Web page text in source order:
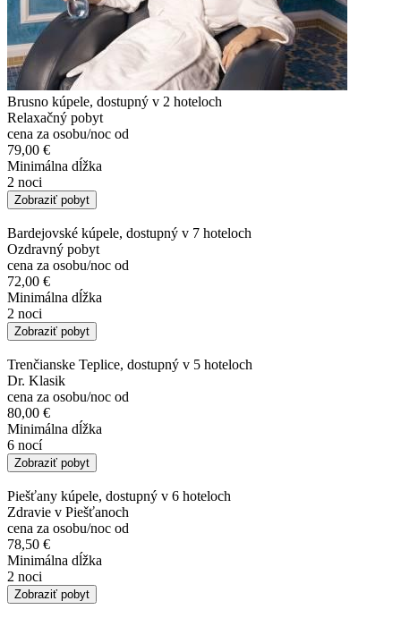
Brusno kúpele, dostupný v 2 hoteloch
Relaxačný pobyt
cena za osobu/noc od
79,00 €
Minimálna dĺžka
2 noci
Zobraziť pobyt
Bardejovské kúpele, dostupný v 7 hoteloch
Ozdravný pobyt
cena za osobu/noc od
72,00 €
Minimálna dĺžka
2 noci
Zobraziť pobyt
Trenčianske Teplice, dostupný v 5 hoteloch
Dr. Klasik
cena za osobu/noc od
80,00 €
Minimálna dĺžka
6 nocí
Zobraziť pobyt
Piešťany kúpele, dostupný v 6 hoteloch
Zdravie v Piešťanoch
cena za osobu/noc od
78,50 €
Minimálna dĺžka
2 noci
Zobraziť pobyt